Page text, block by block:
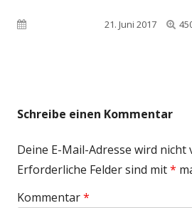
Veröffentlicht am21. Juni 2017
Schreibe einen Kommentar
Deine E-Mail-Adresse wird
Erforderliche Felder sind mit*
Kommentar*